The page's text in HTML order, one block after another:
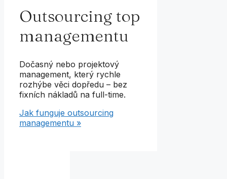
Outsourcing top
managementu
Dočasný nebo projektový
management, který rychle
rozhýbe věci dopředu – bez
fixních nákladů na full-time.
Jak funguje outsourcing
managementu »